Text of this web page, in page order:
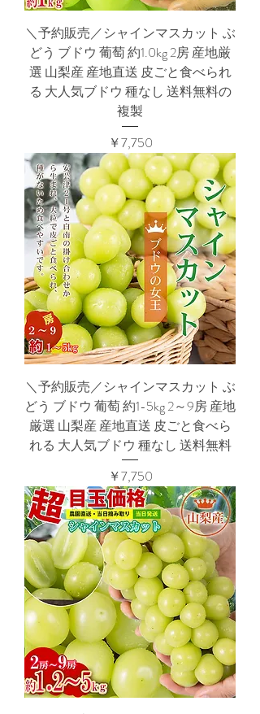
＼予約販売／シャインマスカット ぶ
どう ブドウ 葡萄 約1.0kg 2房 産地厳
選 山梨産 産地直送 皮ごと食べられ
る 大人気ブドウ 種なし 送料無料の
複製
価格
￥7,750
＼予約販売／シャインマスカット ぶ
どう ブドウ 葡萄 約1-5kg 2～9房 産地
厳選 山梨産 産地直送 皮ごと食べら
れる 大人気ブドウ 種なし 送料無料
価格
￥7,750